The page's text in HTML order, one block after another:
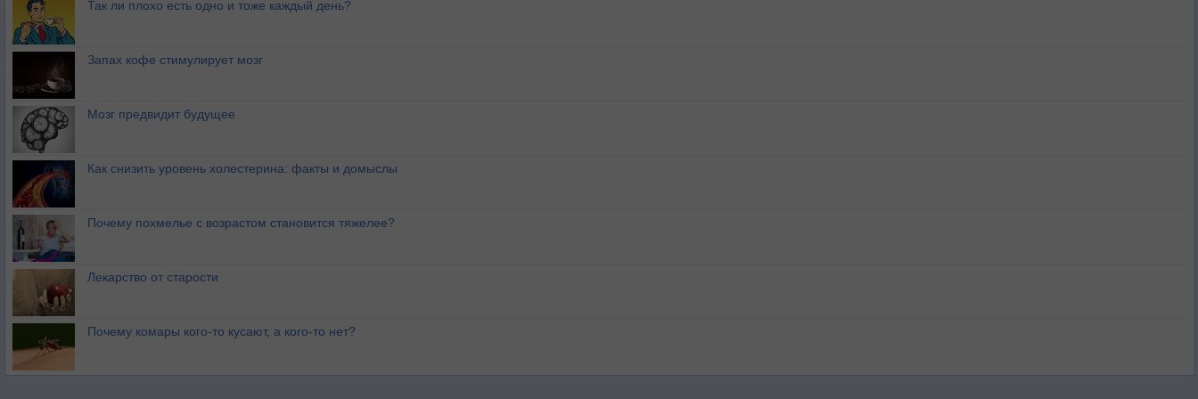
Так ли плохо есть одно и тоже каждый день?
Запах кофе стимулирует мозг
Мозг предвидит будущее
Как снизить уровень холестерина: факты и домыслы
Почему похмелье с возрастом становится тяжелее?
Лекарство от старости
Почему комары кого-то кусают, а кого-то нет?